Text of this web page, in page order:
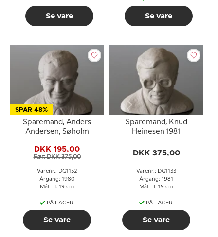
Se vare Se vare
SPAR 48%
Sparemand, Anders
Andersen, Søholm
DKK 195,00
Før: DKK 375,00
Varenr.: DG1132
Årgang: 1980
Mål: H: 19 cm
PÅ LAGER
Se vare
Sparemand, Knud
Heinesen 1981
DKK 375,00
Varenr.: DG1133
Årgang: 1981
Mål: H: 19 cm
PÅ LAGER
Se vare